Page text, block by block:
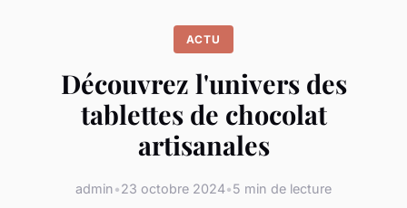
ACTU
Découvrez l'univers des
tablettes de chocolat
artisanales
admin•23 octobre 2024•5 min de lecture